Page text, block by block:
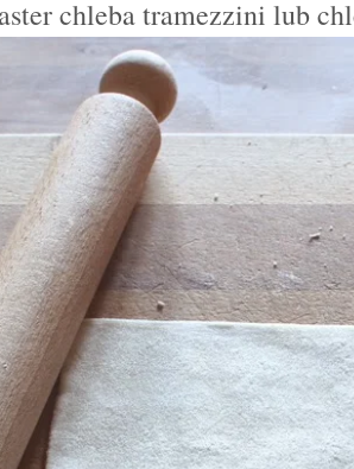
chleba tramezzini lub